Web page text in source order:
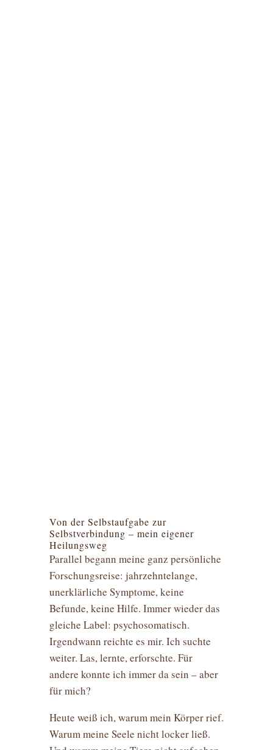
Von der Selbstaufgabe zur
Selbstverbindung – mein eigener
Heilungsweg
Parallel begann meine ganz persönliche
Forschungsreise: jahrzehntelange,
unerklärliche Symptome, keine
Befunde, keine Hilfe. Immer wieder das
gleiche Label: psychosomatisch.
Irgendwann reichte es mir. Ich suchte
weiter. Las, lernte, erforschte. Für
andere konnte ich immer da sein – aber
für mich?
Heute weiß ich, warum mein Körper rief.
Warum meine Seele nicht locker ließ.